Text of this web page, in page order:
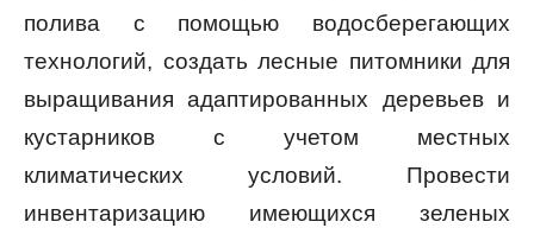
полива с помощью водосберегающих
технологий, создать лесные питомники для
выращивания адаптированных деревьев и
кустарников с учетом местных
климатических условий. Провести
инвентаризацию имеющихся зеленых